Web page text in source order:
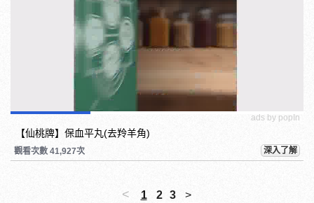
ads by popIn
【仙桃牌】保血平丸(去羚羊角)
觀看次數 41,927次 深入了解
< 1 2 3 >